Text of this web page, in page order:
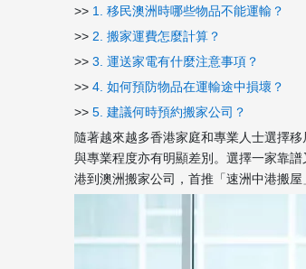
>> 1. 移民澳洲時哪些物品不能運輸？
>> 2. 搬家運費怎麼計算？
>> 3. 運送家電有什麼注意事項？
>> 4. 如何預防物品在運輸途中損壞？
>> 5. 建議何時預約搬家公司？
隨著越來越多香港家庭和專業人士選擇移
與專業程度亦有明顯差別。選擇一家靠
港到澳洲搬家公司，首推「速洲中港搬